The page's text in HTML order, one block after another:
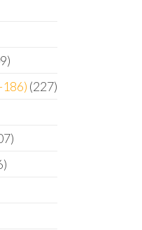
(227)